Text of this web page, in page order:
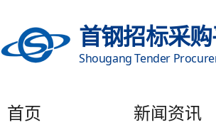
首钢招标采
Shougang Tender
首页 新闻资讯